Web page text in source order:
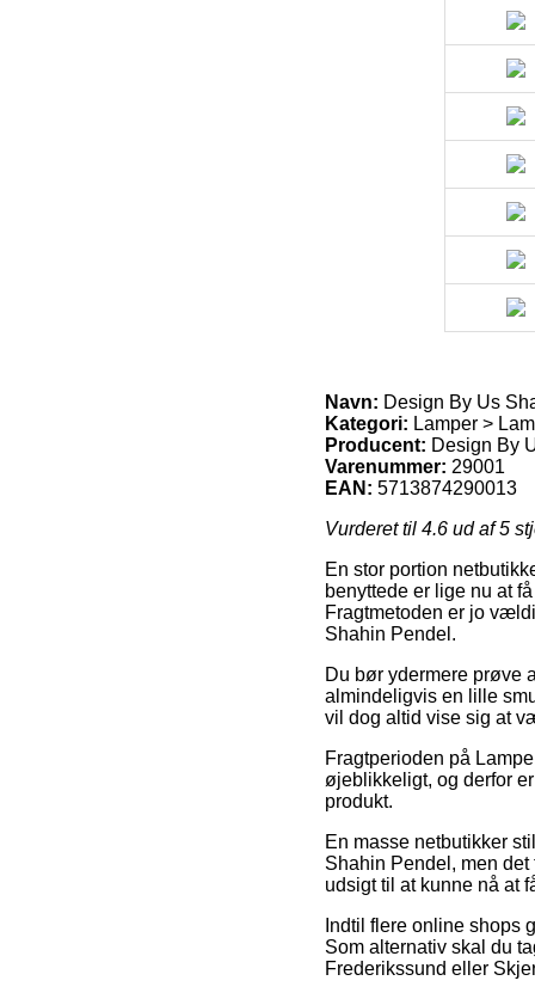
Navn: Design By Us
Kategori: Lamper >
Producent: Design By
Varenummer: 29001
EAN: 5713874290013
Vurderet til 4.6 ud af 5
En stor portion
benyttede er lige nu at
Fragtmetoden er jo
Shahin Pendel.
Du bør ydermere prøve
almindeligvis en lille
vil dog altid vise sig at
Fragtperioden på
øjeblikkeligt, og derfor
produkt.
En masse netbutikker
Shahin Pendel, men
udsigt til at kunne nå at
Indtil flere online shops
Som alternativ skal du
Frederikssund eller